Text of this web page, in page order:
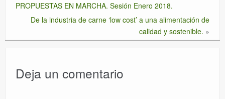
PROPUESTAS EN MARCHA. Sesión Enero 2018.
De la industria de carne ‘low cost’ a una alimentación de
calidad y sostenible. »
Deja un comentario